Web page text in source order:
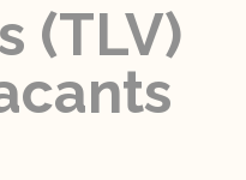
(TLV)